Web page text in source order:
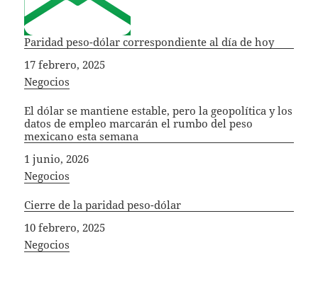
Paridad peso-dólar correspondiente al día de hoy
Fecha
17 febrero, 2025
In relation to
Negocios
El dólar se mantiene estable, pero la geopolítica y los
datos de empleo marcarán el rumbo del peso
mexicano esta semana
Fecha
1 junio, 2026
In relation to
Negocios
Cierre de la paridad peso-dólar
Fecha
10 febrero, 2025
In relation to
Negocios